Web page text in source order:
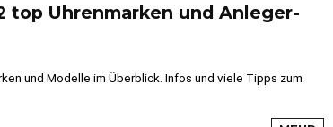
top Uhrenmarken und Anleger-
und Modelle im Überblick. Infos und viele Tipps zum